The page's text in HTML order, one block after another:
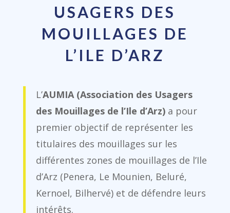
USAGERS DES
MOUILLAGES DE
L’ILE D’ARZ
L’AUMIA (Association des Usagers
des Mouillages de l’Ile d’Arz)a pour
premier objectif de représenter les
titulaires des mouillages sur les
différentes zones de mouillages de l’Ile
d’Arz (Penera, Le Mounien, Beluré,
Kernoel, Bilhervé) et de défendre leurs
intérêts.